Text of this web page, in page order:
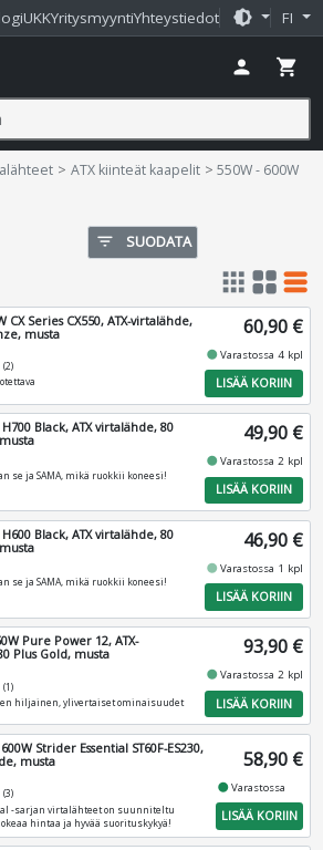
UKKYritysmyyntiYhteystiedot brightness_medium FI
person shopping_cart
ATX kiinteät kaapelit 550W - 600W
filter_list SUODATA
apps grid_view table_rows
CX Series CX550, ATX-virtalähde,
musta
(2)
60,90 €
fiber_manual_recordVarastossa 4 kpl
LISÄÄ KORIIN
Black, ATX virtalähde, 80
se ja SAMA, mikä ruokkii koneesi!
49,90 €
fiber_manual_recordVarastossa 2 kpl
LISÄÄ KORIIN
H600 Black, ATX virtalähde, 80
se ja SAMA, mikä ruokkii koneesi!
46,90 €
fiber_manual_recordVarastossa 1 kpl
LISÄÄ KORIIN
Pure Power 12, ATX-
Plus Gold, musta
(1)
hiljainen, ylivertaiset ominaisuudet
93,90 €
fiber_manual_recordVarastossa 2 kpl
LISÄÄ KORIIN
600W Strider Essential ST60F-ES230,
musta
(3)
-sarjan virtalähteet on suunniteltu
hintaa ja hyvää suorituskykyä!
58,90 €
fiber_manual_recordVarastossa
LISÄÄ KORIIN